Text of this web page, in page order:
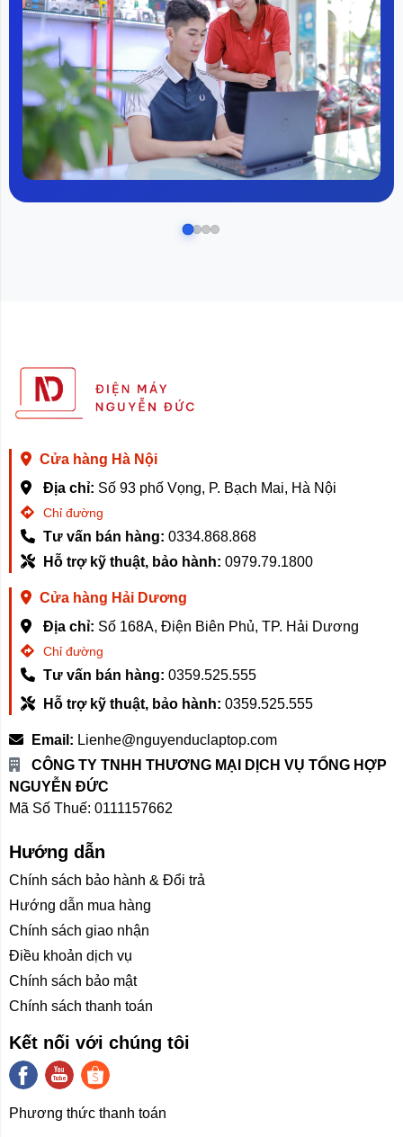
Cửa hàng Hà Nội
Địa chỉ: Số 93 phố Vọng, P. Bạch Mai, Hà Nội
Chỉ đường
Tư vấn bán hàng: 0334.868.868
Hỗ trợ kỹ thuật, bảo hành: 0979.79.1800
Cửa hàng Hải Dương
Địa chỉ: Số 168A, Điện Biên Phủ, TP. Hải Dương
Chỉ đường
Tư vấn bán hàng: 0359.525.555
Hỗ trợ kỹ thuật, bảo hành: 0359.525.555
Email: Lienhe@nguyenduclaptop.com
CÔNG TY TNHH THƯƠNG MẠI DỊCH VỤ TỔNG HỢP
NGUYỄN ĐỨC
Mã Số Thuế: 0111157662
Hướng dẫn
Chính sách bảo hành & Đổi trả
Hướng dẫn mua hàng
Chính sách giao nhận
Điều khoản dịch vụ
Chính sách bảo mật
Chính sách thanh toán
Kết nối với chúng tôi
Phương thức thanh toán